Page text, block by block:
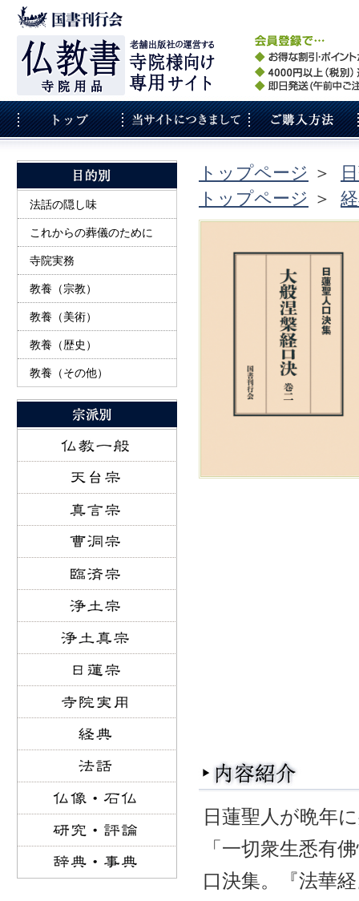
トップページ ＞
トップページ ＞
日蓮聖人が晩年
「一切衆生悉有
口決集。『法華
法話の隠し味
これからの葬儀のために
寺院実務
教養（宗教）
教養（美術）
教養（歴史）
教養（その他）